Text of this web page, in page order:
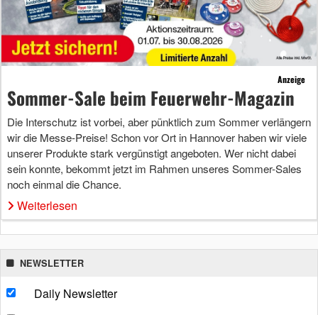
Anzeige
Sommer-Sale beim Feuerwehr-Magazin
Die Interschutz ist vorbei, aber pünktlich zum Sommer verlängern
wir die Messe-Preise! Schon vor Ort in Hannover haben wir viele
unserer Produkte stark vergünstigt angeboten. Wer nicht dabei
sein konnte, bekommt jetzt im Rahmen unseres Sommer-Sales
noch einmal die Chance.
Weiterlesen
NEWSLETTER
Daily Newsletter